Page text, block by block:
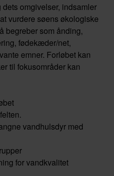
omgivelser, indsamler
vurdere søens økologiske
begreber som ånding,
fødekæder/net,
emner. Forløbet kan
til fokusområder kan
vandhulsdyr med
for vandkvalitet